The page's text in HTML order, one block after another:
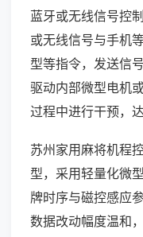
蓝牙或无线信号控
或无线信号与手机
型等指令，发送信
驱动内部微型电机
过程中进行干预，
苏州家用麻将机程
型，采用轻量化微
牌时序与磁控感应
数据改动幅度温和